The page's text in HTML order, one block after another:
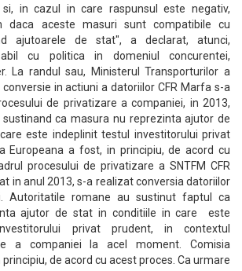
in cazul in care raspunsul este negativ,
daca aceste masuri sunt compatibile cu
ajutoarele de stat", a declarat, atunci,
cu politica in domeniul concurentei,
La randul sau, Ministerul Transporturilor a
in actiuni a datoriilor CFR Marfa s-a
de privatizare a companiei, in 2013,
ca masura nu reprezinta ajutor de
este indeplinit testul investitorului privat
Europeana a fost, in principiu, de acord cu
procesului de privatizare a SNTFM CFR
in anul 2013, s-a realizat conversia datoriilor
Autoritatile romane au sustinut faptul ca
ajutor de stat in conditiile in care este
privat prudent, in contextul
a companiei la acel moment. Comisia
de acord cu acest proces. Ca urmare